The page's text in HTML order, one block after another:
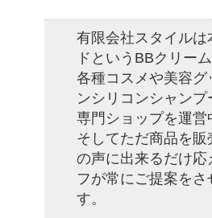
有限会社スタイル
ドというBBクリー
各種コスメや美容
ンシリコンシャン
専門ショップを運営
そしてただ商品を
の声に出来るだけ
フが常にご提案を
す。